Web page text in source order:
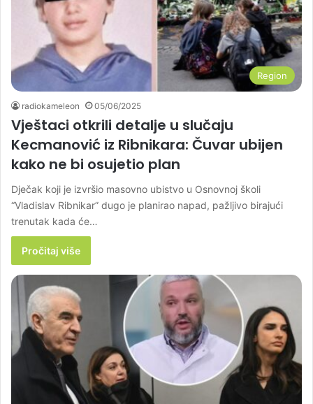
Region
radiokameleon 05/06/2025
Vještaci otkrili detalje u slučaju
Kecmanović iz Ribnikara: Čuvar ubijen
kako ne bi osujetio plan
Dječak koji je izvršio masovno ubistvo u Osnovnoj školi
“Vladislav Ribnikar” dugo je planirao napad, pažljivo birajući
trenutak kada će…
Pročitaj više